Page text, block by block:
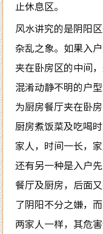
止休息区。
风水讲究的是阴阳
杂乱之象。如果入
夹在卧房区的中间
混淆动静不明的户
为厨房餐厅夹在卧
厨房煮饭菜及吃喝
家人，时间一长，
还有另一种是入户
餐厅及厨房，后面
了阴阳不分之嫌，
两家人一样，其危